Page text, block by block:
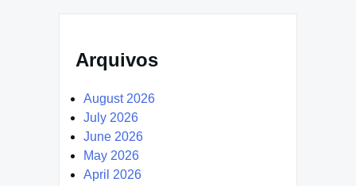
Arquivos
August 2026
July 2026
June 2026
May 2026
April 2026